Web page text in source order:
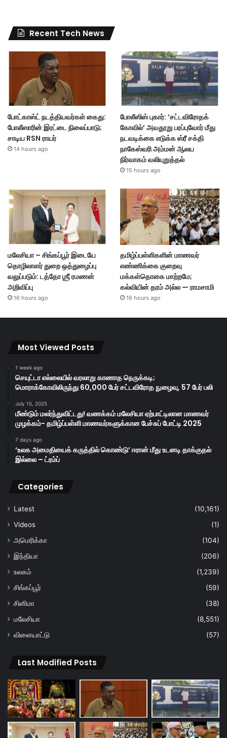
Recent Tech News
போட்காஸ்ட் நடத்தியவர்கள் கைது:
போலீஸாரின் இரட்டை நிலைப்பாடு;
சாடிய RSN ராயர்
14 hours ago
போலீஸிஸ் புகார்: ‘சட்டவிரோதக்
கோவில்’ அவதூறு பரப்புவோர் மீது
நடவடிக்கை எடுக்க ஸ்ரீ சக்தி
நாகேஸ்வரி அம்மன் ஆலய
நிர்வாகம் வலியுறுத்தல்
15 hours ago
மலேசியா – சிங்கப்பூர் இடையே
தொழிலாளர் துறை ஒத்துழைப்பு
வலுப்படும்: டத்தோ ஶ்ரீ ரமணன்
அறிவிப்பு
16 hours ago
தமிழ்ப்பள்ளிகளின் மாணவர்
எண்ணிக்கை குறைவு
மக்கள்தொகை மாற்றமே;
கல்வியின் தரம் அல்ல — ராமசாமி
16 hours ago
Most Viewed Posts
1 week ago
செயுட்டா எல்லையில் வரலாறு காணாத நெருக்கடி;
மொராக்கோவிலிருந்து 60,000 பேர் சட்டவிரோத நுழைவு, 57 பேர் பலி
July 15, 2025
மீண்டும் மலர்ந்துவிட்டது! வணக்கம் மலேசியா ஏற்பாட்டிலான மாணவர்
முழக்கம்- தமிழ்ப்பள்ளி மாணவர்களுக்கான பேச்சுப் போட்டி 2025
7 days ago
‘உலக அமைதியைக் கருத்தில் கொண்டு’ ஈரான் மீது உடனடி தாக்குதல்
இல்லை – ட்ரம்ப்
Categories
Latest
(10,161)
Videos
(1)
அமெரிக்கா
(104)
இந்தியா
(206)
உலகம்
(1,239)
சிங்கப்பூர்
(59)
சினிமா
(38)
மலேசியா
(8,551)
விளையாட்டு
(57)
Last Modified Posts